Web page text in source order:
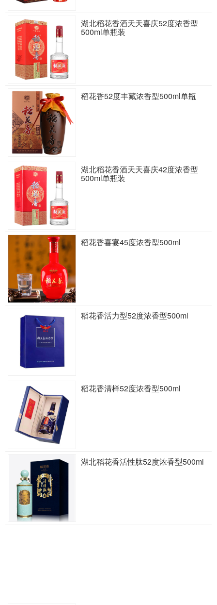
湖北稻花香酒天天喜庆52度浓香型
500ml单瓶装
稻花香52度丰藏浓香型500ml单瓶
湖北稻花香酒天天喜庆42度浓香型
500ml单瓶装
稻花香喜宴45度浓香型500ml
稻花香活力型52度浓香型500ml
稻花香清样52度浓香型500ml
湖北稻花香活性肽52度浓香型500ml